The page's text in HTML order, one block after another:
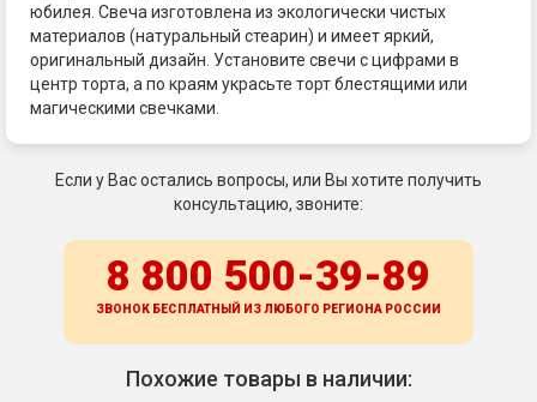
юбилея. Свеча изготовлена из экологически чистых
материалов (натуральный стеарин) и имеет яркий,
оригинальный дизайн. Установите свечи с цифрами в
центр торта, а по краям украсьте торт блестящими или
магическими свечками.
Если у Вас остались вопросы, или Вы хотите получить
консультацию, звоните:
8 800 500-39-89
ЗВОНОК БЕСПЛАТНЫЙ ИЗ ЛЮБОГО РЕГИОНА РОССИИ
Похожие товары в наличии: